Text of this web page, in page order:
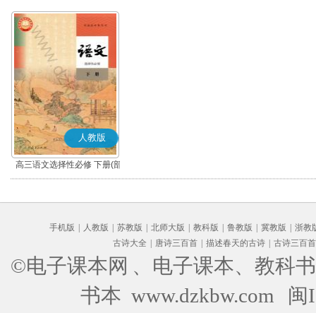
人教版
高三语文选择性必修 下册(部
编版)
手机版 人教版 苏教版 北师大版 教科版 鲁教版 冀教版
浙教
古诗大全
唐诗三百首 描述春天的古诗 古诗三百首
©电子课本网 、电子课本、教科
书本 www.dzkbw.com
闽